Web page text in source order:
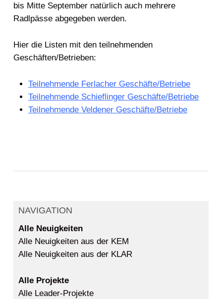
bis Mitte September natürlich auch mehrere
Radlpässe abgegeben werden.
Hier die Listen mit den teilnehmenden
Geschäften/Betrieben:
Teilnehmende Ferlacher Geschäfte/Betriebe
Teilnehmende Schieflinger Geschäfte/Betriebe
Teilnehmende Veldener Geschäfte/Betriebe
NAVIGATION
Alle Neuigkeiten
Alle Neuigkeiten aus der KEM
Alle Neuigkeiten aus der KLAR
Alle Projekte
Alle Leader-Projekte